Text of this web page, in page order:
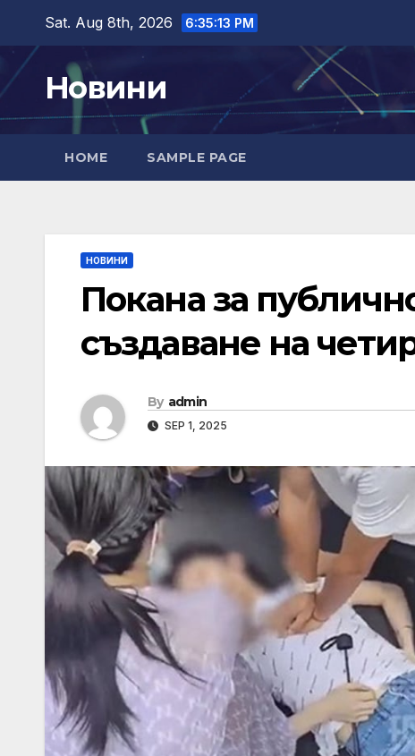
content
Sat. Aug 8th, 2026 6:35:15 PM
Новини
HOME SAMPLE PAGE
НОВИНИ
Покана за
създаване на
By admin
SEP 1, 2025